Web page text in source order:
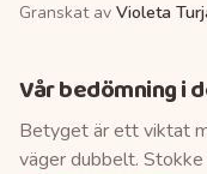
Granskat av Violeta
Vår bedömning i
Betyget är ett viktat
väger dubbelt.